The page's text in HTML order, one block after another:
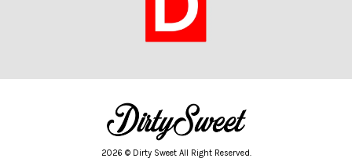
2026 © Dirty Sweet All Right Reserved.